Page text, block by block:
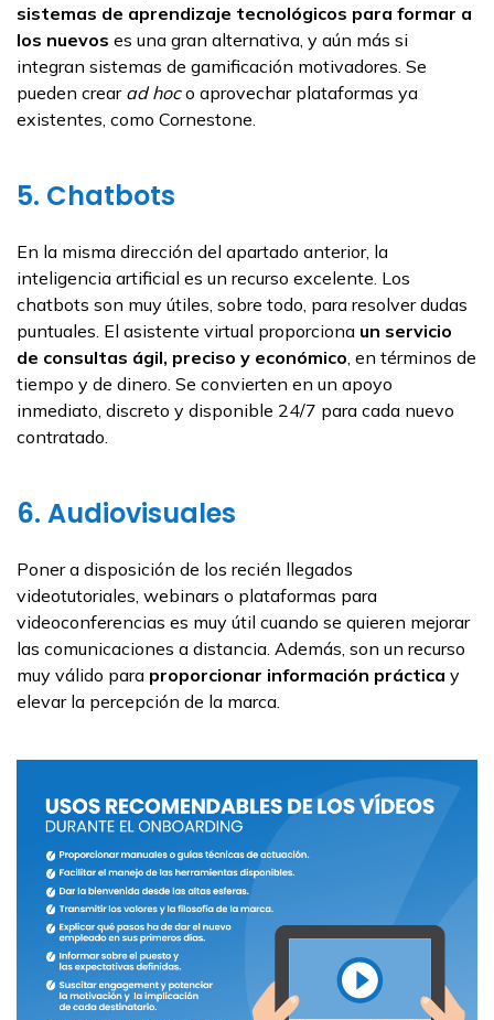
sistemas de aprendizaje tecnológicos para formar a
los nuevos es una gran alternativa, y aún más si
integran sistemas de gamificación motivadores. Se
pueden crear ad hoco aprovechar plataformas ya
existentes, como Cornestone.
5. Chatbots
En la misma dirección del apartado anterior, la
inteligencia artificial es un recurso excelente. Los
chatbots son muy útiles, sobre todo, para resolver dudas
puntuales. El asistente virtual proporciona un servicio
de consultas ágil, preciso y económico, en términos de
tiempo y de dinero. Se convierten en un apoyo
inmediato, discreto y disponible 24/7 para cada nuevo
contratado.
6. Audiovisuales
Poner a disposición de los recién llegados
videotutoriales, webinars o plataformas para
videoconferencias es muy útil cuando se quieren mejorar
las comunicaciones a distancia. Además, son un recurso
muy válido para proporcionar información práctica y
elevar la percepción de la marca.